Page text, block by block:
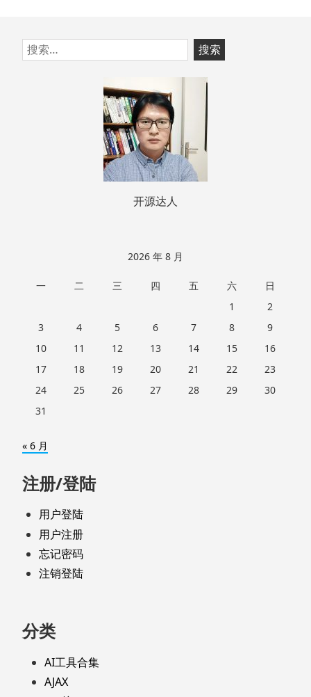
跳
至
搜
索：
开源达人
2026 年 8 月
一 二 三 四 五 六
日
1
2
3
4 5 6 7 8
9
10
11 12 13 14 15
16
17
18 19 20 21 22
23
24
25 26 27 28 29
30
31
« 6 月
注册/登陆
用户登陆
用户注册
忘记密码
注销登陆
分类
AI工具合集
AJAX